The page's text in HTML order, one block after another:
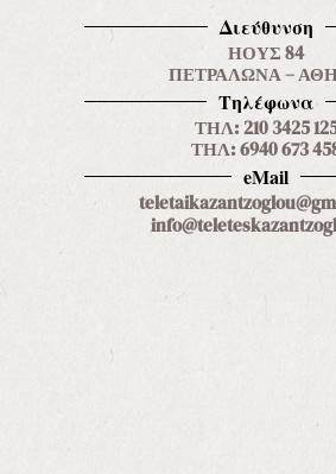
Διεύθυνση
ΗΟΥΣ 84
ΠΕΤΡΑΛΩΝΑ –
Τηλέφωνα
ΤΗΛ: 210 3425
ΤΗΛ: 6940 673
eMail